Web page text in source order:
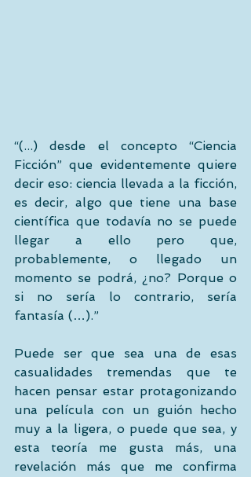
“(...) desde el concepto “Ciencia
Ficción” que evidentemente quiere
decir eso: ciencia llevada a la ficción,
es decir, algo que tiene una base
científica que todavía no se puede
llegar a ello pero que,
probablemente, o llegado un
momento se podrá, ¿no? Porque o
si no sería lo contrario, sería
fantasía (…).”
Puede ser que sea una de esas
casualidades tremendas que te
hacen pensar estar protagonizando
una película con un guión hecho
muy a la ligera, o puede que sea, y
esta teoría me gusta más, una
revelación más que me confirma